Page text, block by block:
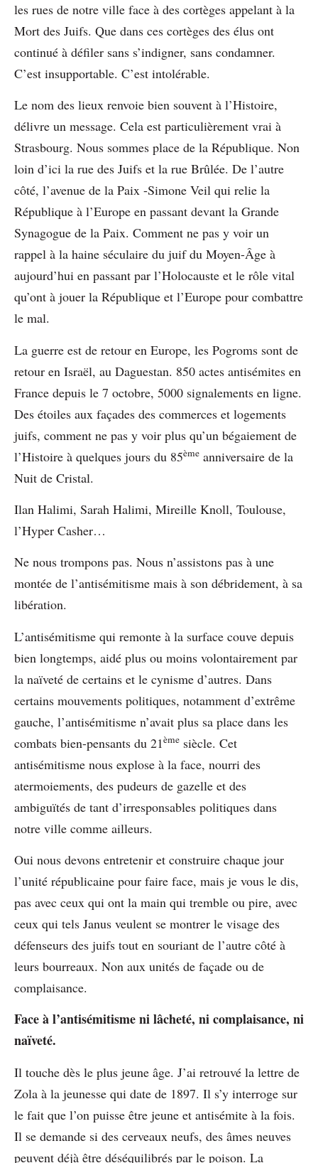
les rues de notre ville face à des cortèges appelant à la
Mort des Juifs. Que dans ces cortèges des élus ont
continué à défiler sans s’indigner, sans condamner.
C’est insupportable. C’est intolérable.
Le nom des lieux renvoie bien souvent à l’Histoire,
délivre un message. Cela est particulièrement vrai à
Strasbourg. Nous sommes place de la République. Non
loin d’ici la rue des Juifs et la rue Brûlée. De l’autre
côté, l’avenue de la Paix -Simone Veil qui relie la
République à l’Europe en passant devant la Grande
Synagogue de la Paix. Comment ne pas y voir un
rappel à la haine séculaire du juif du Moyen-Âge à
aujourd’hui en passant par l’Holocauste et le rôle vital
qu’ont à jouer la République et l’Europe pour combattre
le mal.
La guerre est de retour en Europe, les Pogroms sont de
retour en Israël, au Daguestan. 850 actes antisémites en
France depuis le 7 octobre, 5000 signalements en ligne.
Des étoiles aux façades des commerces et logements
juifs, comment ne pas y voir plus qu’un bégaiement de
l’Histoire à quelques jours du 85ème anniversaire de la
Nuit de Cristal.
Ilan Halimi, Sarah Halimi, Mireille Knoll, Toulouse,
l’Hyper Casher…
Ne nous trompons pas. Nous n’assistons pas à une
montée de l’antisémitisme mais à son débridement, à sa
libération.
L’antisémitisme qui remonte à la surface couve depuis
bien longtemps, aidé plus ou moins volontairement par
la naïveté de certains et le cynisme d’autres. Dans
certains mouvements politiques, notamment d’extrême
gauche, l’antisémitisme n’avait plus sa place dans les
combats bien-pensants du 21ème siècle. Cet
antisémitisme nous explose à la face, nourri des
atermoiements, des pudeurs de gazelle et des
ambiguïtés de tant d’irresponsables politiques dans
notre ville comme ailleurs.
Oui nous devons entretenir et construire chaque jour
l’unité républicaine pour faire face, mais je vous le dis,
pas avec ceux qui ont la main qui tremble ou pire, avec
ceux qui tels Janus veulent se montrer le visage des
défenseurs des juifs tout en souriant de l’autre côté à
leurs bourreaux. Non aux unités de façade ou de
complaisance.
Face à l’antisémitisme ni lâcheté, ni complaisance, ni
naïveté.
Il touche dès le plus jeune âge. J’ai retrouvé la lettre de
Zola à la jeunesse qui date de 1897. Il s’y interroge sur
le fait que l’on puisse être jeune et antisémite à la fois.
Il se demande si des cerveaux neufs, des âmes neuves
peuvent déjà être déséquilibrés par le poison. La